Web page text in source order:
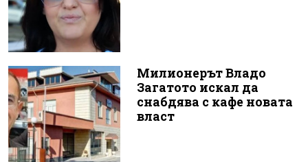
Милионерът Владо
Загатото искал да
снабдява с кафе новата
власт